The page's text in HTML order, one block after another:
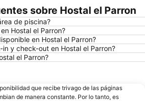
sobre Hostal el Parron
de piscina?
Hostal el Parron?
en Hostal el Parron?
in y check-out en Hostal el Parron?
el Parron?
que recibe trivago de las páginas
de manera constante. Por lo tanto, es